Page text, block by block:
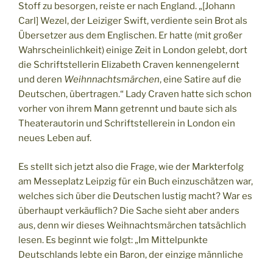
Stoff zu besorgen, reiste er nach England. „[Johann
Carl] Wezel, der Leiziger Swift, verdiente sein Brot als
Übersetzer aus dem Englischen. Er hatte (mit großer
Wahrscheinlichkeit) einige Zeit in London gelebt, dort
die Schriftstellerin Elizabeth Craven kennengelernt
und deren Weihnnachtsmärchen, eine Satire auf die
Deutschen, übertragen.“ Lady Craven hatte sich schon
vorher von ihrem Mann getrennt und baute sich als
Theaterautorin und Schriftstellerein in London ein
neues Leben auf.
Es stellt sich jetzt also die Frage, wie der Markterfolg
am Messeplatz Leipzig für ein Buch einzuschätzen war,
welches sich über die Deutschen lustig macht? War es
überhaupt verkäuflich? Die Sache sieht aber anders
aus, denn wir dieses Weihnachtsmärchen tatsächlich
lesen. Es beginnt wie folgt: „Im Mittelpunkte
Deutschlands lebte ein Baron, der einzige männliche